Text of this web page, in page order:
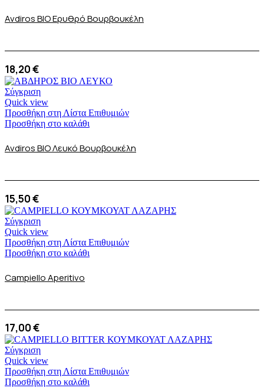
Avdiros BIO Ερυθρό Βουρβουκέλη
18,20€
Σύγκριση
Quick view
Προσθήκη στη Λίστα Επιθυμιών
Προσθήκη στο καλάθι
Avdiros BIO Λευκό Βουρβουκέλη
15,50€
Σύγκριση
Quick view
Προσθήκη στη Λίστα Επιθυμιών
Προσθήκη στο καλάθι
Campiello Aperitivo
17,00€
Σύγκριση
Quick view
Προσθήκη στη Λίστα Επιθυμιών
Προσθήκη στο καλάθι